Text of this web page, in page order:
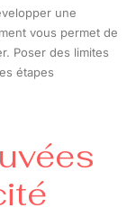
une
vous permet de
Poser des limites
étapes